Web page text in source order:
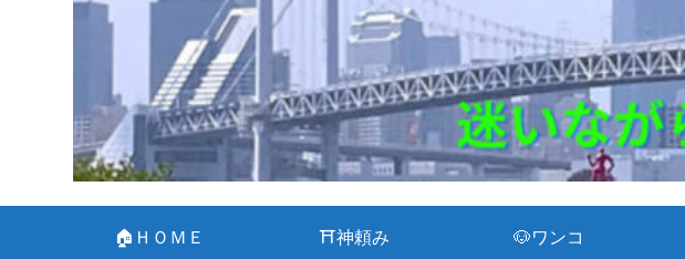
🏠ＨＯＭＥ ⛩神頼み 🐶ワンコ